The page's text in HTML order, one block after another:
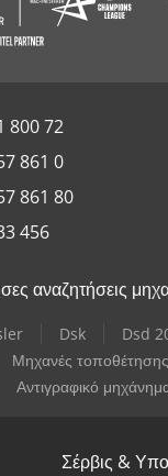
800 72
861 0
861 80
456
αναζητήσεις
Dsk Dsd
Μηχανές
Αντιγραφικό
Σέρβις &